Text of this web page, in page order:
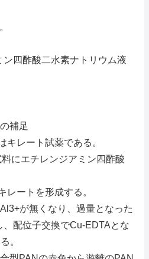
四酢酸二水素ナトリウム液
補足
キレート試薬である。
にエチレンジアミン四酢酸
レートを形成する。
が無くなり、過量となった
配位子交換でCu-EDTAとな
。